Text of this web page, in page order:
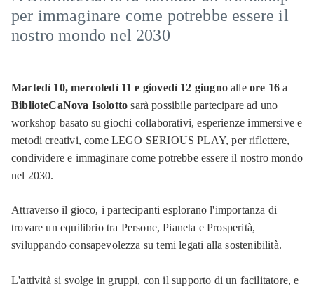
Attività
e
progetti
Gruppi
di
lettura
Patto
per
la
lettura
Consigli
di
lettura
per immaginare come potrebbe essere il
nostro mondo nel 2030
Martedì 10, mercoledì 11 e giovedì 12 giugnoalleore 16 a
BiblioteCaNova Isolottosarà possibile partecipare ad uno
workshop basato su giochi collaborativi, esperienze immersive e
metodi creativi, come LEGO SERIOUS PLAY, per riflettere,
condividere e immaginare come potrebbe essere il nostro mondo
nel 2030.
Attraverso il gioco, i partecipanti esplorano l'importanza di
trovare un equilibrio tra Persone, Pianeta e Prosperità,
sviluppando consapevolezza su temi legati alla sostenibilità.
L'attività si svolge in gruppi, con il supporto di un facilitatore, e